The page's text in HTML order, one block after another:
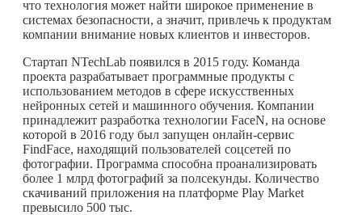
что технология может найти широкое применение в
системах безопасности, а значит, привлечь к продуктам
компании внимание новых клиентов и инвесторов.
Стартап NTechLab появился в 2015 году. Команда
проекта разрабатывает программные продукты с
использованием методов в сфере искусственных
нейронных сетей и машинного обучения. Компании
принадлежит разработка технологии FaceN, на основе
которой в 2016 году был запущен онлайн-сервис
FindFace, находящий пользователей соцсетей по
фотографии. Программа способна проанализировать
более 1 млрд фотографий за полсекунды. Количество
скачиваний приложения на платформе Play Market
превысило 500 тыс.